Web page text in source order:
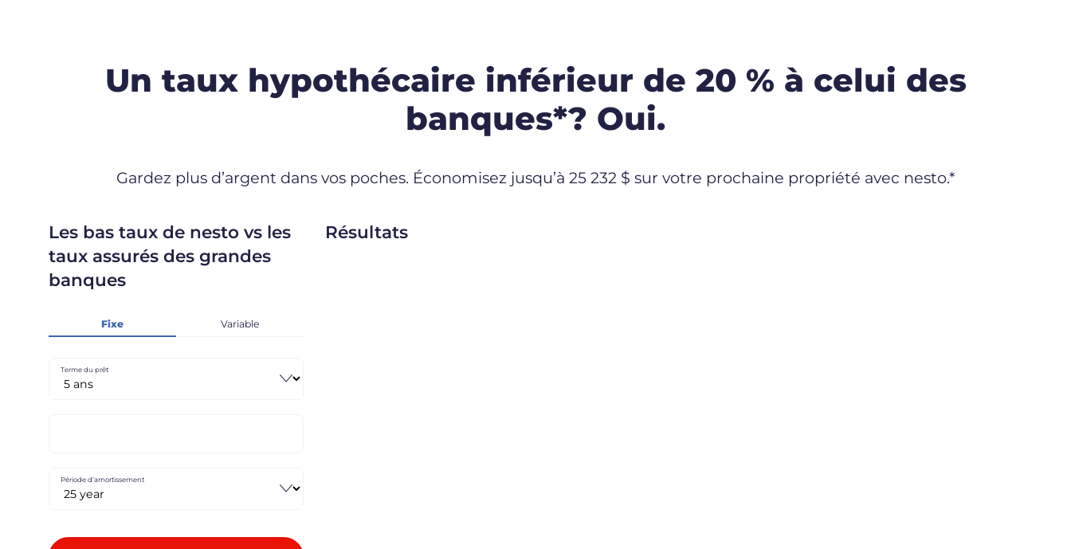
Un taux hypothécaire inférieur de 20 % à celui des
banques*? Oui.
Gardez plus d’argent dans vos poches. Économisez jusqu’à 25 232 $ sur votre prochaine propriété avec nesto.*
Les bas taux de nesto vs les
taux assurés des grandes
banques
Fixe Variable
Terme du prêt
Période d’amortissement
Résultats